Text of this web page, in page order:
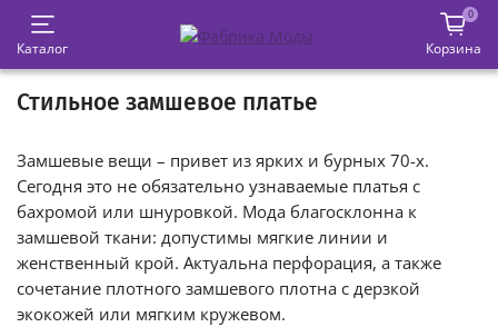
Каталог
0
Корзина
Стильное замшевое платье
Замшевые вещи – привет из ярких и бурных 70-х.
Сегодня это не обязательно узнаваемые платья с
бахромой или шнуровкой. Мода благосклонна к
замшевой ткани: допустимы мягкие линии и
женственный крой. Актуальна перфорация, а также
сочетание плотного замшевого плотна с дерзкой
экокожей или мягким кружевом.